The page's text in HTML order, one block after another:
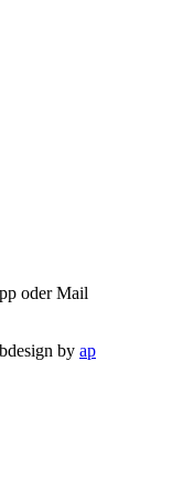
oder Mail
by ap